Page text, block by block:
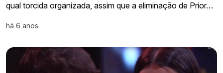
qual torcida organizada, assim que a eliminação de Prior…
há 6 anos